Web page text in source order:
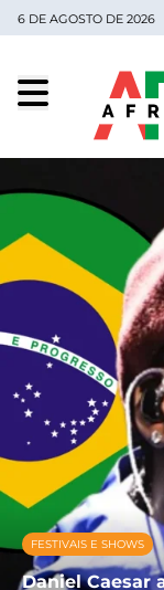
6 DE AGOSTO DE 2026
FESTIVAIS E SHOWS
Daniel Caesar